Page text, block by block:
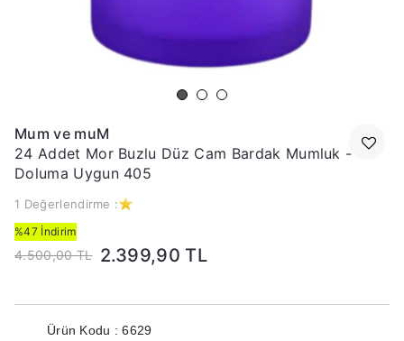
Mum ve muM
24 Addet Mor Buzlu Düz Cam Bardak Mumluk -
Doluma Uygun 405
1 Değerlendirme :
%47 İndirim
4.500,00 TL 2.399,90 TL
Ürün Kodu : 6629